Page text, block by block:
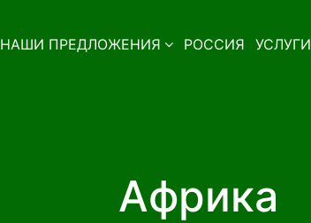
НАШИ ПРЕДЛОЖЕНИЯ РОССИЯ УСЛУГИ
Африка